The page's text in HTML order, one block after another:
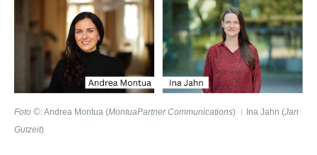
Foto ©:Andrea Montua (MontuaPartner Communications) ︱Ina Jahn (Jan
Gutzeit)